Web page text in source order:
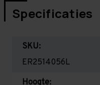
Specificaties
SKU:
ER2514056L
Hoogte: